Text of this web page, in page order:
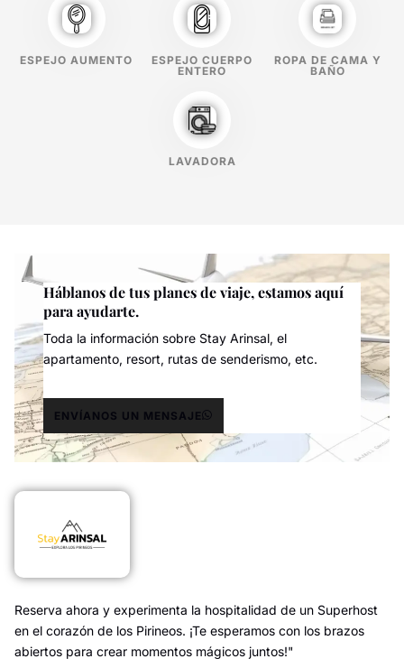
ESPEJO AUMENTO
ESPEJO CUERPO
ENTERO
ROPA DE CAMA Y
BAÑO
LAVADORA
Háblanos de tus planes de viaje, estamos aquí
para ayudarte.
Toda la información sobre Stay Arinsal, el
apartamento, resort, rutas de senderismo, etc.
ENVÍANOS UN MENSAJE
Reserva ahora y experimenta la hospitalidad de un Superhost
en el corazón de los Pirineos. ¡Te esperamos con los brazos
abiertos para crear momentos mágicos juntos!"